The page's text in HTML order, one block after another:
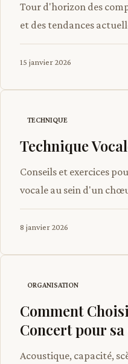
Tour d'horizon des
et des tendances
15 janvier 2026
TECHNIQUE
Technique
Conseils et exercices
vocale au sein d'un
8 janvier 2026
ORGANISATION
Comment
Concert pour
Acoustique, capacité,